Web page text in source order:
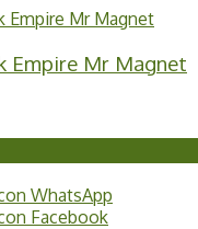
Empire Mr Magnet
WhatsApp
Facebook